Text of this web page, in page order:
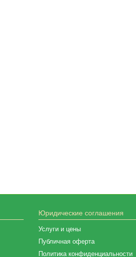
Юридические соглашения
Услуги и цены
Публичная оферта
Политика конфиденциальности